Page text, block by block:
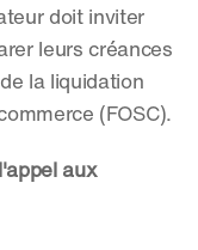
doit inviter
leurs créances
la liquidation
(FOSC).
aux